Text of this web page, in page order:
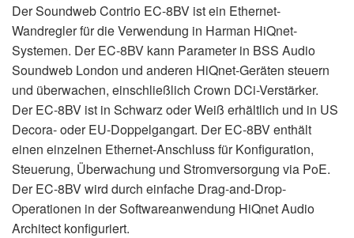
Der Soundweb Contrio EC-8BV ist ein Ethernet-
Wandregler für die Verwendung in Harman HiQnet-
Systemen. Der EC-8BV kann Parameter in BSS Audio
Soundweb London und anderen HiQnet-Geräten steuern
und überwachen, einschließlich Crown DCi-Verstärker.
Der EC-8BV ist in Schwarz oder Weiß erhältlich und in US
Decora- oder EU-Doppelgangart. Der EC-8BV enthält
einen einzelnen Ethernet-Anschluss für Konfiguration,
Steuerung, Überwachung und Stromversorgung via PoE.
Der EC-8BV wird durch einfache Drag-and-Drop-
Operationen in der Softwareanwendung HiQnet Audio
Architect konfiguriert.